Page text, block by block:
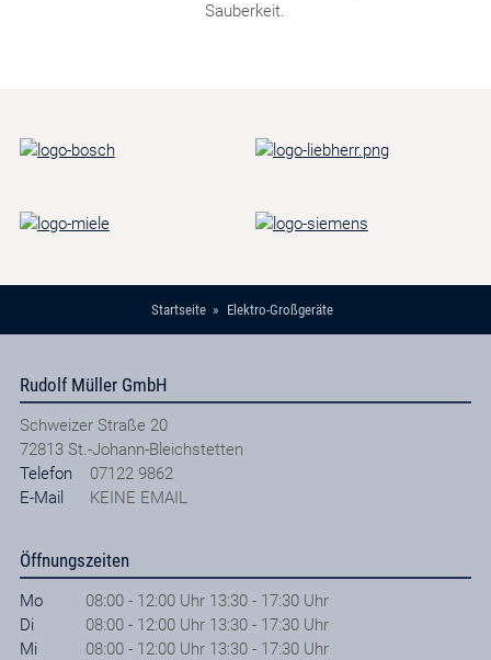
Sauberkeit.
Startseite Elektro-Großgeräte
Rudolf Müller GmbH
Schweizer Straße 20
72813 St.-Johann-Bleichstetten
Telefon
07122 9862
E-Mail
KEINE EMAIL
Öffnungszeiten
Mo
08:00 - 12:00 Uhr 13:30 - 17:30 Uhr
Di
08:00 - 12:00 Uhr 13:30 - 17:30 Uhr
Mi
08:00 - 12:00 Uhr 13:30 - 17:30 Uhr